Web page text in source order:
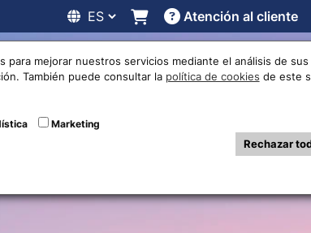
Atención al cliente
Cotizaciones Localizaciones Trabaja
de cambio
para mejorar nuestros servicios mediante el análisis de
También puede consultar la política de cookies de este
Marketing
Rechazar